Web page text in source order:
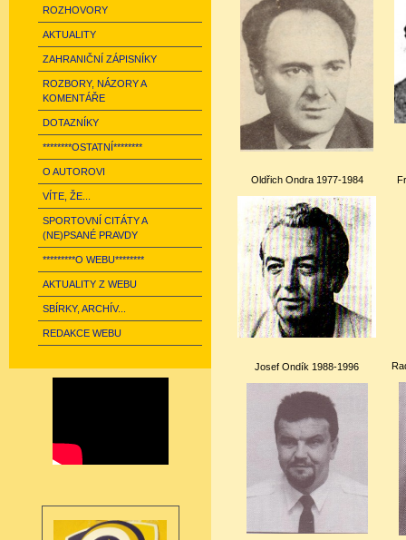
ROZHOVORY
AKTUALITY
ZAHRANIČNÍ ZÁPISNÍKY
ROZBORY, NÁZORY A
KOMENTÁŘE
DOTAZNÍKY
********OSTATNÍ********
O AUTOROVI
VÍTE, ŽE...
SPORTOVNÍ CITÁTY A
(NE)PSANÉ PRAVDY
*********O WEBU********
AKTUALITY Z WEBU
SBÍRKY, ARCHÍV...
REDAKCE WEBU
Oldřich Ondra 1977-1984 F
Josef Ondík 1988-1996